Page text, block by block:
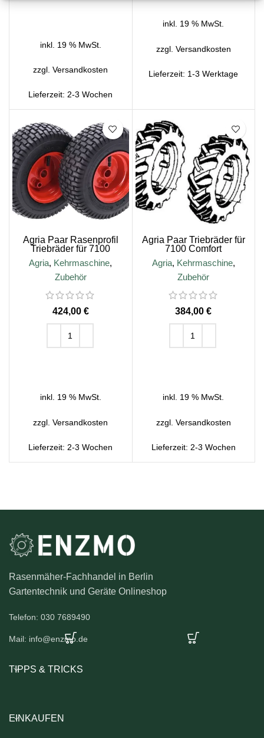
inkl. 19 % MwSt.
zzgl.Versandkosten
Lieferzeit:2-3 Wochen
inkl. 19 % MwSt.
zzgl. Versandkosten
Lieferzeit: 1-3 Werktage
Agria Paar Rasenprofil
Triebräder für 7100
Cleanstar premium
Kehrmaschine
Agria, Kehrmaschine,
Zubehör
€
inkl. 19 % MwSt.
zzgl.Versandkosten
Lieferzeit: 2-3 Wochen
Agria Paar Triebräder für
7100 Comfort
Kehrmaschine
Agria, Kehrmaschine,
Zubehör
€
inkl. 19 % MwSt.
zzgl. Versandkosten
Lieferzeit: 2-3 Wochen
Rasenmäher-Fachhandel in Berlin
Gartentechnik und Geräte Onlineshop
Telefon: 030 7689490
Mail: info@enzmo.de
TIPPS & TRICKS
EINKAUFEN